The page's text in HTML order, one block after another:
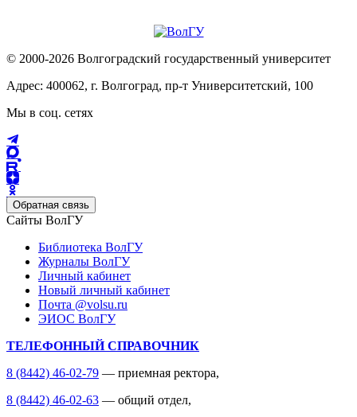
© 2000-2026 Волгоградский государственный университет
Адрес: 400062, г. Волгоград, пр-т Университетский, 100
Мы в соц. сетях
Обратная связь
Сайты ВолГУ
Библиотека ВолГУ
Журналы ВолГУ
Личный кабинет
Новый личный кабинет
Почта @volsu.ru
ЭИОС ВолГУ
ТЕЛЕФОННЫЙ СПРАВОЧНИК
8 (8442) 46-02-79 — приемная ректора,
8 (8442) 46-02-63 — общий отдел,